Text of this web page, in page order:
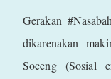
Gerakan
dikarenakan
Soceng (Sosial